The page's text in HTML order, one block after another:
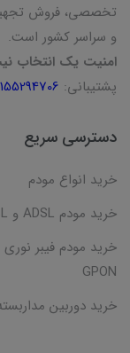
تخصصی، فروش
و سراسر کشور است.
امنیت یک انتخاب
پشتیبانی:
دسترسی سریع
خرید انواع مودم
خرید مودم ADSL و VDSL
GPON
خرید دوربین